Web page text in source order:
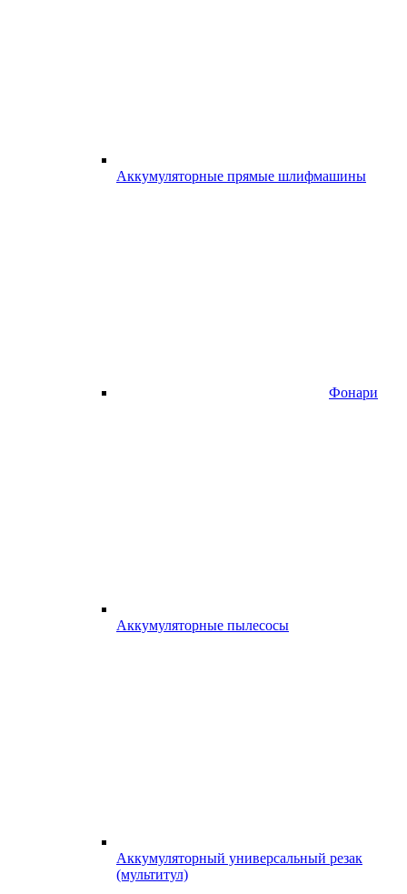
Аккумуляторные прямые шлифмашины
Фонари
Аккумуляторные пылесосы
Аккумуляторный универсальный резак
(мультитул)